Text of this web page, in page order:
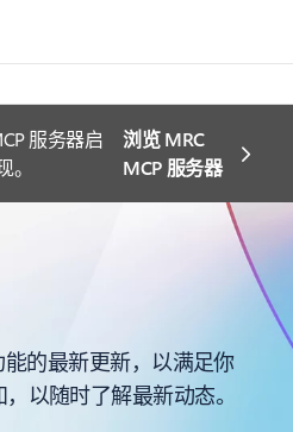
服务器启
。
浏览 MRC
MCP 服务器
的最新更新，以满足你
以随时了解最新动态。